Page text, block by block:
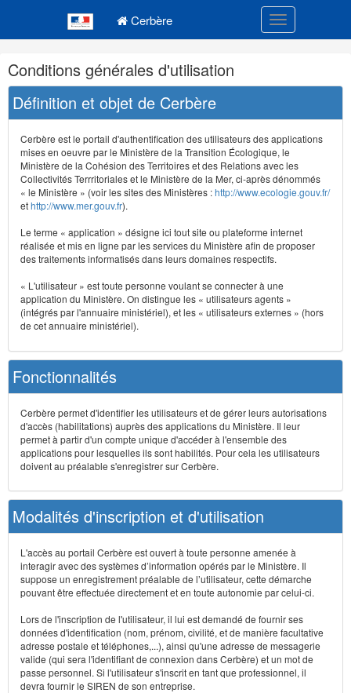
Cerbère Toggle
Navigation
et
outils
annexes
Conditions générales d'utilisation
Définition et objet de Cerbère
Cerbère est le portail d'authentification des utilisateurs des applications
mises en oeuvre par le Ministère de la Transition Écologique, le
Ministère de la Cohésion des Territoires et des Relations avec les
Collectivités Terrritoriales et le Ministère de la Mer, ci-après dénommés
« le Ministère » (voir les sites des Ministères :http://www.ecologie.gouv.fr/
ethttp://www.mer.gouv.fr).
Le terme « application » désigne ici tout site ou plateforme internet
réalisée et mis en ligne par les services du Ministère afin de proposer
des traitements informatisés dans leurs domaines respectifs.
« L'utilisateur » est toute personne voulant se connecter à une
application du Ministère. On distingue les « utilisateurs agents »
(intégrés par l'annuaire ministériel), et les « utilisateurs externes » (hors
de cet annuaire ministériel).
Fonctionnalités
Cerbère permet d'identifier les utilisateurs et de gérer leurs autorisations
d'accès (habilitations) auprès des applications du Ministère. Il leur
permet à partir d'un compte unique d'accéder à l'ensemble des
applications pour lesquelles ils sont habilités. Pour cela les utilisateurs
doivent au préalable s'enregistrer sur Cerbère.
Modalités d'inscription et d'utilisation
L'accès au portail Cerbère est ouvert à toute personne amenée à
interagir avec des systèmes d’information opérés par le Ministère. Il
suppose un enregistrement préalable de l’utilisateur, cette démarche
pouvant être effectuée directement et en toute autonomie par celui-ci.
Lors de l'inscription de l'utilisateur, il lui est demandé de fournir ses
données d'identification (nom, prénom, civilité, et de manière facultative
adresse postale et téléphones,...), ainsi qu'une adresse de messagerie
valide (qui sera l'identifiant de connexion dans Cerbère) et un mot de
passe personnel. Si l'utilisateur s'inscrit en tant que professionnel, il
devra fournir le SIREN de son entreprise.